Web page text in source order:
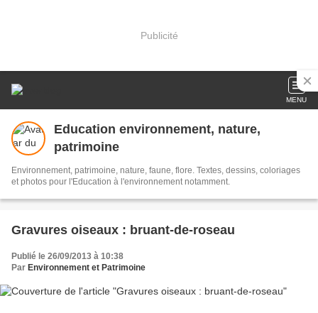
Publicité
MENU
Education environnement, nature,
patrimoine
Environnement, patrimoine, nature, faune, flore. Textes, dessins, coloriages
et photos pour l'Education à l'environnement notamment.
Gravures oiseaux : bruant-de-roseau
Publié le 26/09/2013 à 10:38
Par Environnement et Patrimoine